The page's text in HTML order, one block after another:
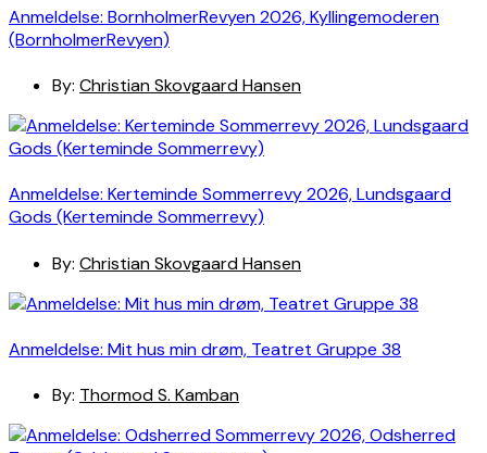
Anmeldelse: BornholmerRevyen 2026, Kyllingemoderen
(BornholmerRevyen)
By: Christian Skovgaard Hansen
Anmeldelse: Kerteminde Sommerrevy 2026, Lundsgaard
Gods (Kerteminde Sommerrevy)
By: Christian Skovgaard Hansen
Anmeldelse: Mit hus min drøm, Teatret Gruppe 38
By: Thormod S. Kamban